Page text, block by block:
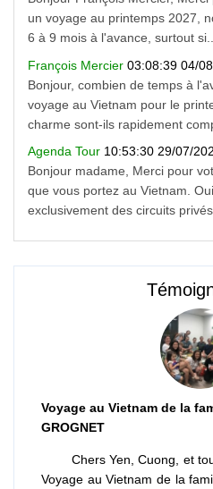
un voyage au printemps 2027,
6 à 9 mois à l'avance, surtout
François Mercier 03:08:39 04/
Bonjour, combien de temps à
voyage au Vietnam pour le
charme sont-ils rapidement
Agenda Tour 10:53:30 29/07/
Bonjour madame, Merci pour
que vous portez au Vietnam.
exclusivement des circuits
Voyage au Vietnam de la
GROGNET
Chers Yen, Cuong, et
Voyage au Vietnam de la